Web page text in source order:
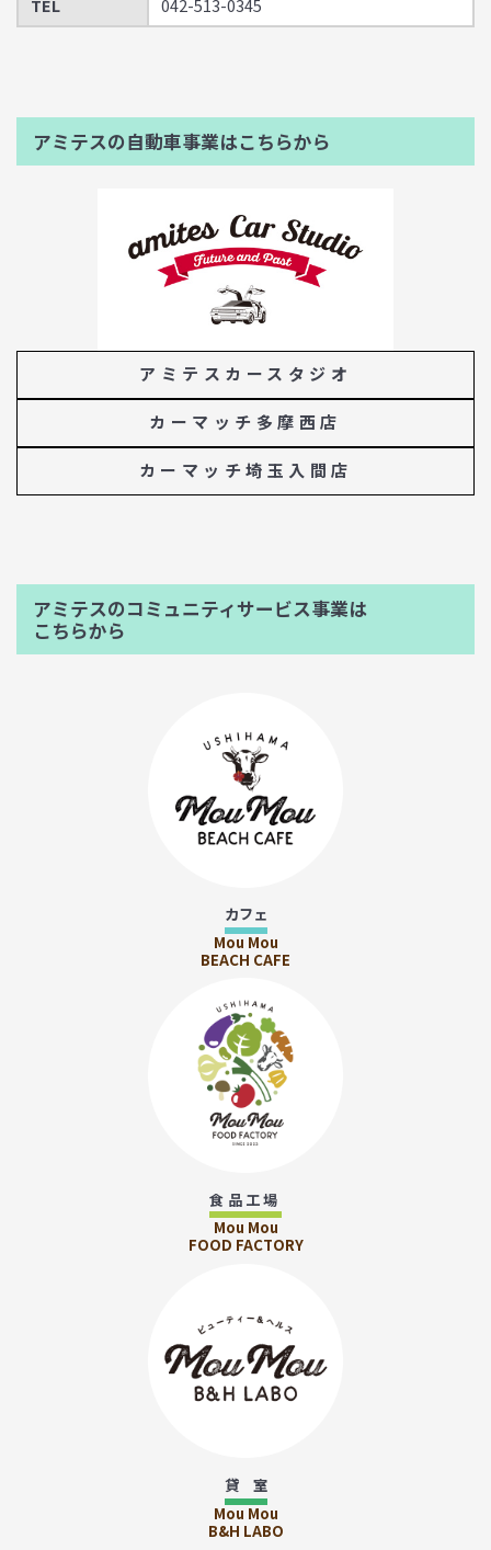
TEL 042-513-0345
アミテスの自動車事業はこちらから
アミテスカースタジオ
カーマッチ多摩西店
カーマッチ埼玉入間店
アミテスのコミュニティサービス事業は
こちらから
カフェ
Mou Mou
BEACH CAFE
食品工場
Mou Mou
FOOD FACTORY
貸 室
Mou Mou
B&H LABO